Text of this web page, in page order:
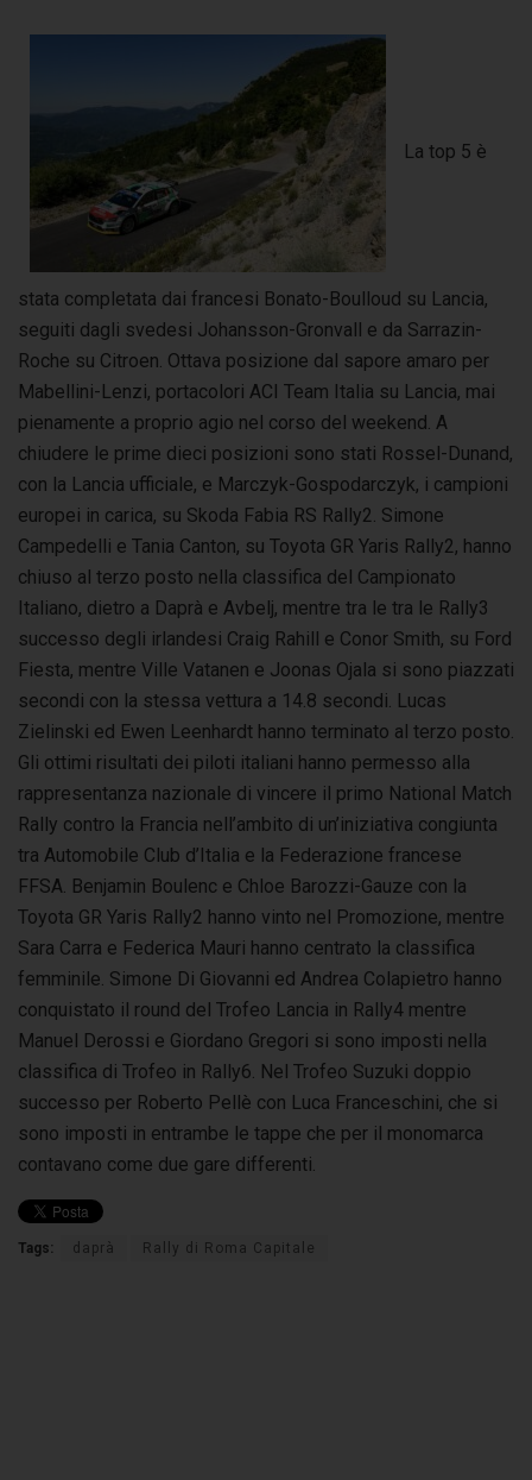
La top 5 è
stata completata dai francesi Bonato-Boulloud su Lancia,
seguiti dagli svedesi Johansson-Gronvall e da Sarrazin-
Roche su Citroen. Ottava posizione dal sapore amaro per
Mabellini-Lenzi, portacolori ACI Team Italia su Lancia, mai
pienamente a proprio agio nel corso del weekend. A
chiudere le prime dieci posizioni sono stati Rossel-Dunand,
con la Lancia ufficiale, e Marczyk-Gospodarczyk, i campioni
europei in carica, su Skoda Fabia RS Rally2. Simone
Campedelli e Tania Canton, su Toyota GR Yaris Rally2, hanno
chiuso al terzo posto nella classifica del Campionato
Italiano, dietro a Daprà e Avbelj, mentre tra le tra le Rally3
successo degli irlandesi Craig Rahill e Conor Smith, su Ford
Fiesta, mentre Ville Vatanen e Joonas Ojala si sono piazzati
secondi con la stessa vettura a 14.8 secondi. Lucas
Zielinski ed Ewen Leenhardt hanno terminato al terzo posto.
Gli ottimi risultati dei piloti italiani hanno permesso alla
rappresentanza nazionale di vincere il primo National Match
Rally contro la Francia nell’ambito di un’iniziativa congiunta
tra Automobile Club d’Italia e la Federazione francese
FFSA. Benjamin Boulenc e Chloe Barozzi-Gauze con la
Toyota GR Yaris Rally2 hanno vinto nel Promozione, mentre
Sara Carra e Federica Mauri hanno centrato la classifica
femminile. Simone Di Giovanni ed Andrea Colapietro hanno
conquistato il round del Trofeo Lancia in Rally4 mentre
Manuel Derossi e Giordano Gregori si sono imposti nella
classifica di Trofeo in Rally6. Nel Trofeo Suzuki doppio
successo per Roberto Pellè con Luca Franceschini, che si
sono imposti in entrambe le tappe che per il monomarca
contavano come due gare differenti.
Tags: daprà Rally di Roma Capitale